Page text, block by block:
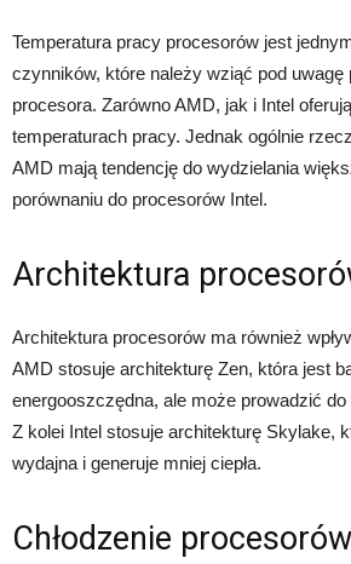
Temperatura pracy procesorów jest
czynników, które należy wziąć pod uwagę
procesora. Zarówno AMD, jak i Intel
temperaturach pracy. Jednak ogólnie
AMD mają tendencję do wydzielania
porównaniu do procesorów Intel.
Architektura
Architektura procesorów ma również
AMD stosuje architekturę Zen, która jest
energooszczędna, ale może prowadzić
Z kolei Intel stosuje architekturę Skylake,
wydajna i generuje mniej ciepła.
Chłodzenie procesorów